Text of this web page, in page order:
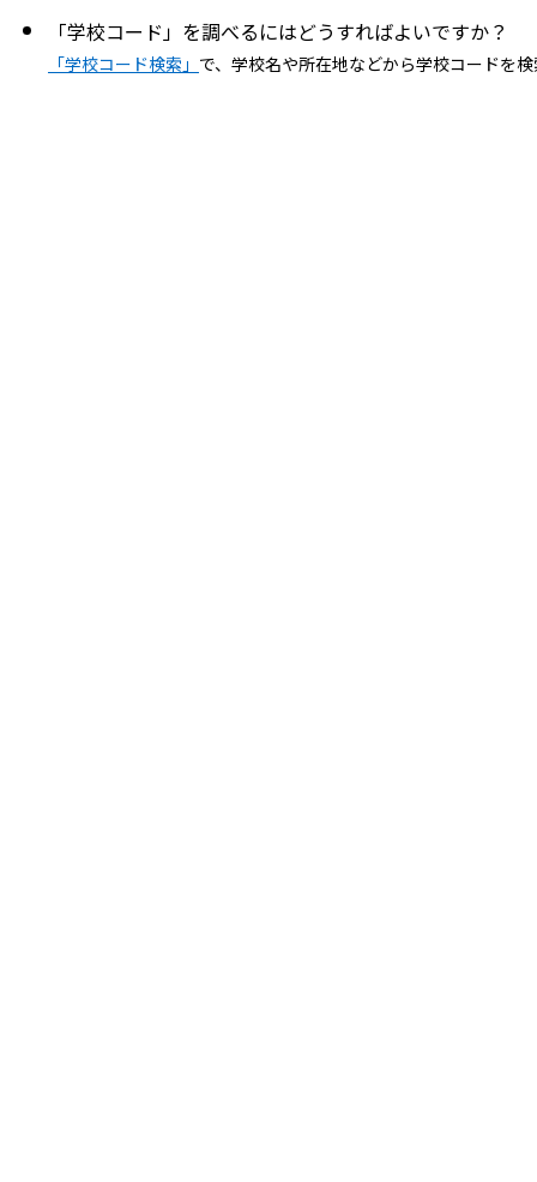
「学校コード」を調べるにはどうすればよいですか？
「学校コード検索」 で、学校名や所在地などから学校コードを